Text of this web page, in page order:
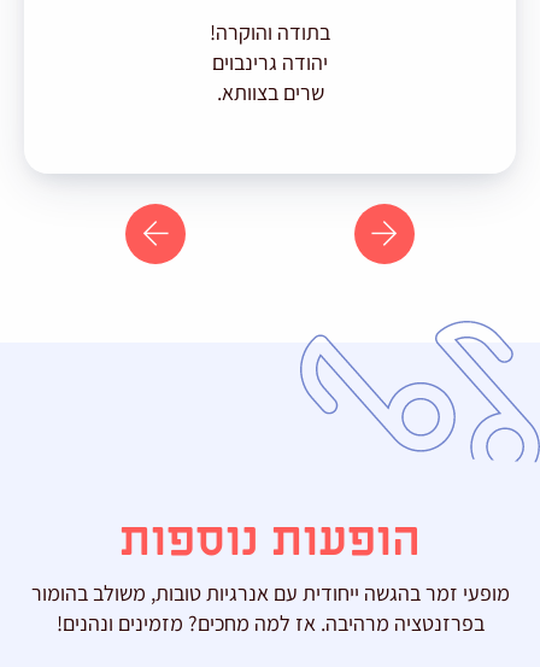
בתודה והוקרה!
יהודה גרינבוים
שרים בצוותא.
הופעות נוספות
מופעי זמר בהגשה ייחודית עם אנרגיות טובות, משולב בהומור
בפרזנטציה מרהיבה. אז למה מחכים? מזמינים ונהנים!